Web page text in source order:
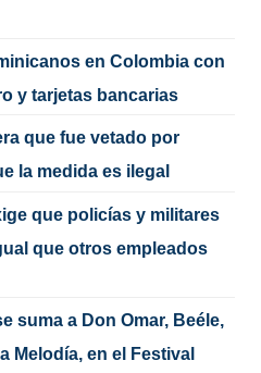
en Colombia con
y tarjetas bancarias
que fue vetado por
la medida es ilegal
que policías y militares
que otros empleados
suma a Don Omar, Beéle,
Melodía, en el Festival